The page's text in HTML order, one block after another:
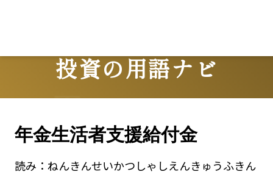
投資の用語ナビ
Terms
年金生活者支援給付金
読み： ねんきんせいかつしゃしえんきゅうふきん